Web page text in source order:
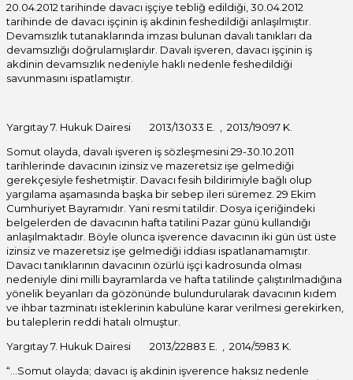
20.04.2012 tarihinde davacı işçiye tebliğ edildiği, 30.04.2012
tarihinde de davacı işçinin iş akdinin feshedildiği anlaşılmıştır.
Devamsızlık tutanaklarında imzası bulunan davalı tanıkları da
devamsızlığı doğrulamışlardır. Davalı işveren, davacı işçinin iş
akdinin devamsızlık nedeniyle haklı nedenle feshedildiği
savunmasını ispatlamıştır.
Yargıtay 7. Hukuk Dairesi 2013/13033 E. , 2013/19097 K.
Somut olayda, davalı işveren iş sözleşmesini 29-30.10.2011
tarihlerinde davacının izinsiz ve mazeretsiz işe gelmediği
gerekçesiyle feshetmiştir. Davacı fesih bildirimiyle bağlı olup
yargılama aşamasında başka bir sebep ileri süremez. 29 Ekim
Cumhuriyet Bayramıdır. Yani resmi tatildir. Dosya içeriğindeki
belgelerden de davacının hafta tatilini Pazar günü kullandığı
anlaşılmaktadır. Böyle olunca işverence davacının iki gün üst üste
izinsiz ve mazeretsiz işe gelmediği iddiası ispatlanamamıştır.
Davacı tanıklarının davacının özürlü işçi kadrosunda olması
nedeniyle dini milli bayramlarda ve hafta tatilinde çalıştırılmadığına
yönelik beyanları da gözönünde bulundurularak davacının kıdem
ve ihbar tazminatı isteklerinin kabulüne karar verilmesi gerekirken,
bu taleplerin reddi hatalı olmuştur.
Yargıtay 7. Hukuk Dairesi 2013/22883 E. , 2014/5983 K.
“…Somut olayda; davacı iş akdinin işverence haksız nedenle